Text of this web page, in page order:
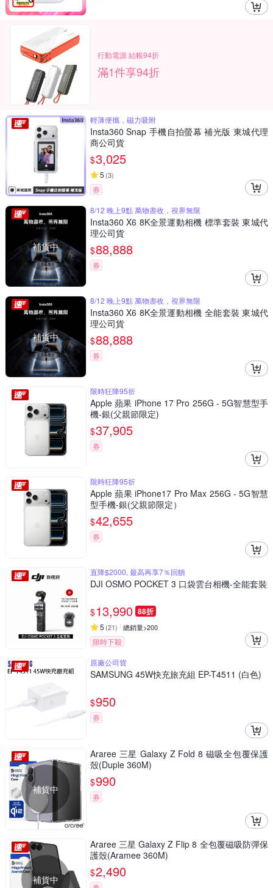
行動電源 結帳94折
滿1件享94折
輕薄便攜，磁力吸附
Insta360 Snap 手機自拍螢幕 補光版 東城代理
商公司貨
$3,025
5 (3)
券
補貨中
8/12 晚上9點 萬物盡收，視界無限
Insta360 X6 8K全景運動相機 標準套裝 東城代
理公司貨
$88,888
券
補貨中
8/12 晚上9點 萬物盡收，視界無限
Insta360 X6 8K全景運動相機 全能套裝 東城代
理公司貨
$88,888
券
限時狂降95折
Apple 蘋果 iPhone 17 Pro 256G - 5G智慧型手
機-銀(父親節限定)
$37,905
券
限時狂降95折
Apple 蘋果 iPhone17 Pro Max 256G - 5G智慧
型手機-銀(父親節限定）
$42,655
券
直降$2000, 最高再享7％回饋
DJI OSMO POCKET 3 口袋雲台相機-全能套裝
$13,990 88折
5 (21) 總銷量>200
限時下殺
原廠公司貨
SAMSUNG 45W快充旅充組 EP-T4511 (白色)
$950
券
補貨中
Araree 三星 Galaxy Z Fold 8 磁吸全包覆保護
殼(Duple 360M)
$990
券
補貨中
Araree 三星 Galaxy Z Flip 8 全包覆磁吸防彈保
護殼(Aramee 360M)
$2,490